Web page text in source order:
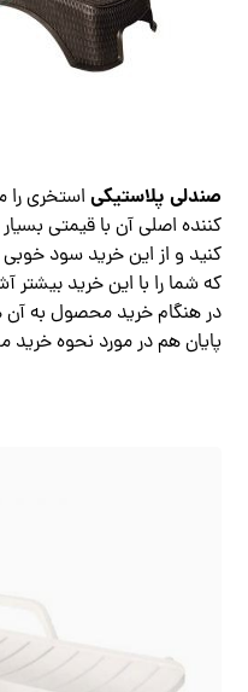
صندلی پلاستیکی استخری را
کننده اصلی آن با قیمتی
کنید و از این خرید سود
که شما را با این خرید بیشتر
در هنگام خرید محصول به آن
پایان هم در مورد نحوه